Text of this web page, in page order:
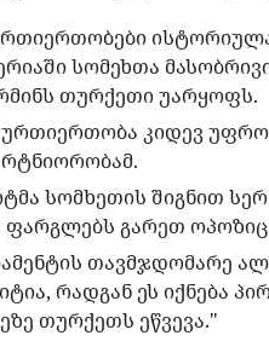
სომეხთა
თურქეთი უარყოფს.
ურთიერთობა კიდევ
სომხეთის შიგნით
ფარგლებს გარეთ
თავმჯდომარე
რადგან ეს იქნება
თურქეთს ეწვევა."